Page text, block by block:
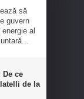
să
guvern
al
De ce
de la